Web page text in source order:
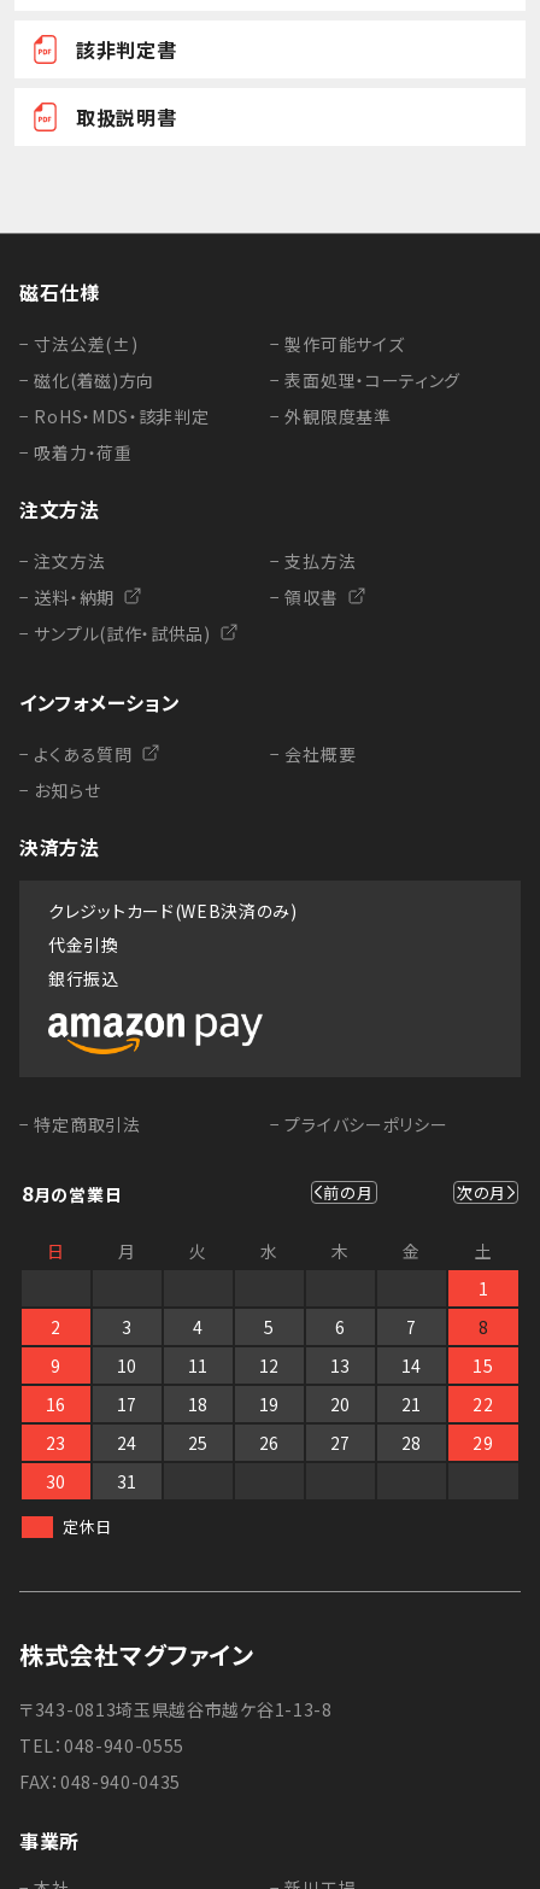
該非判定書
取扱説明書
磁石仕様
− 寸法公差(±)
− 磁化(着磁)方向
− RoHS・MDS・該非判定
− 吸着力・荷重
− 製作可能サイズ
− 表面処理・コーティング
− 外観限度基準
注文方法
− 注文方法
− 送料・納期
− サンプル(試作・試供品)
− 支払方法
− 領収書
インフォメーション
− よくある質問
− お知らせ
− 会社概要
決済方法
クレジットカード(WEB決済のみ)
代金引換
銀行振込
− 特定商取引法 − プライバシーポリシー
8月の営業日 前の月 次の月
日 月 火 水 木 金
土
1
2
3 4 5 6 7
8
9
10 11 12 13 14
15
16
17 18 19 20 21
22
23
24 25 26 27 28
29
30
31
定休日
株式会社マグファイン
〒343-0813埼玉県越谷市越ケ谷1-13-8
TEL：048-940-0555
FAX：048-940-0435
事業所